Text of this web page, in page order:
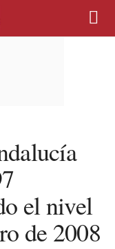
el nivel
de 2008